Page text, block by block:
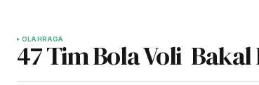
OLAHRAGA
47 Tim Bola Voli